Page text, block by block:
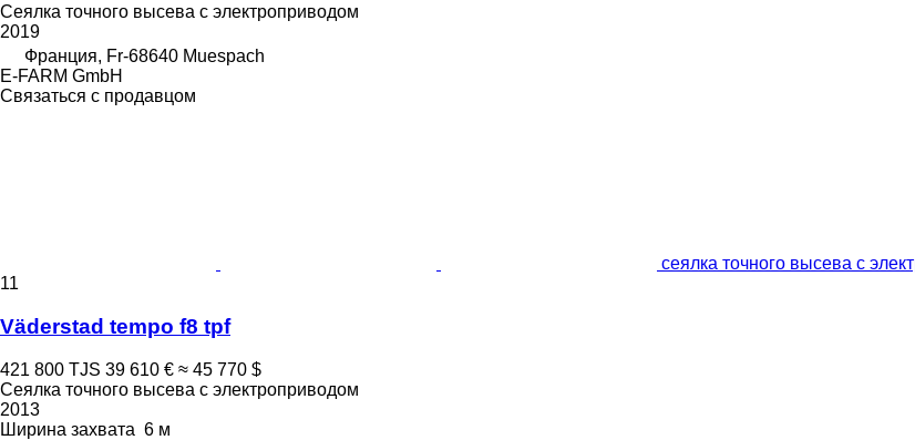
Сеялка точного высева с электроприводом
2019
Франция, Fr-68640 Muespach
E-FARM GmbH
Связаться с продавцом
сеялка точного высева с
11
Väderstad tempo f8 tpf
421 800 TJS 39 610 € ≈ 45 770 $
Сеялка точного высева с электроприводом
2013
Ширина захвата 6 м